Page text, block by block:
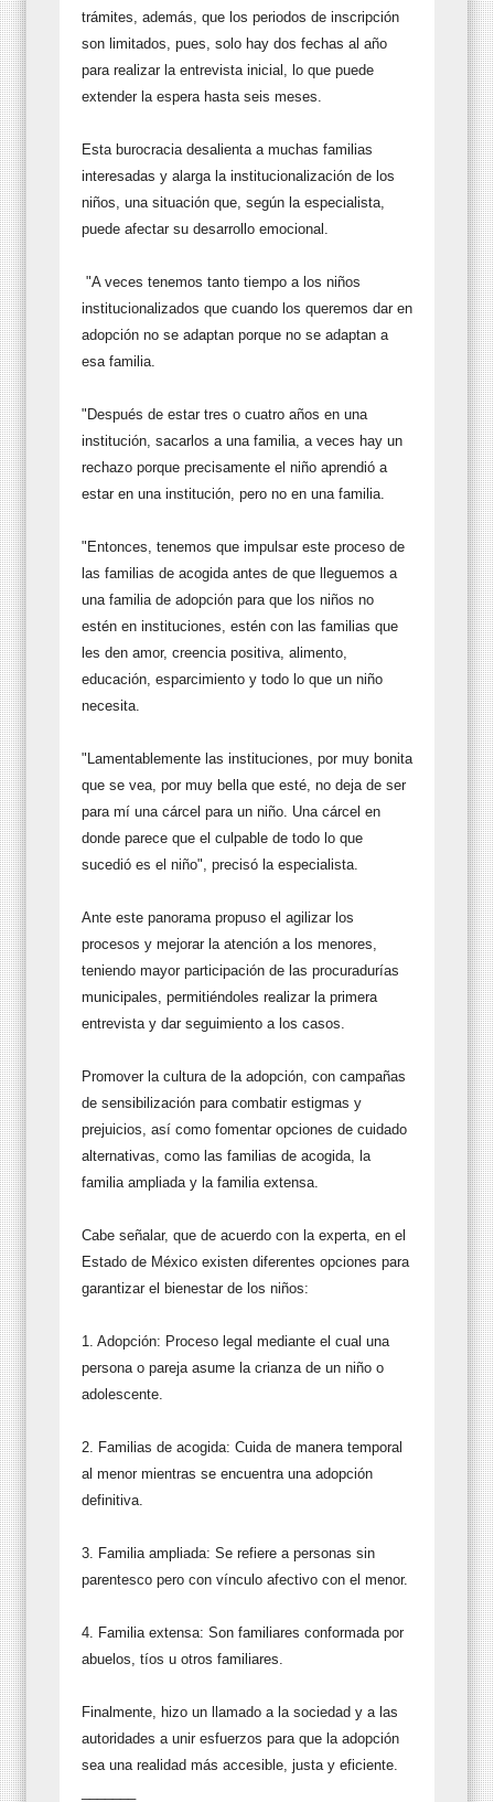
trámites, además, que los periodos de inscripción
son limitados, pues, solo hay dos fechas al año
para realizar la entrevista inicial, lo que puede
extender la espera hasta seis meses.
Esta burocracia desalienta a muchas familias
interesadas y alarga la institucionalización de los
niños, una situación que, según la especialista,
puede afectar su desarrollo emocional.
"A veces tenemos tanto tiempo a los niños
institucionalizados que cuando los queremos dar en
adopción no se adaptan porque no se adaptan a
esa familia.
"Después de estar tres o cuatro años en una
institución, sacarlos a una familia, a veces hay un
rechazo porque precisamente el niño aprendió a
estar en una institución, pero no en una familia.
"Entonces, tenemos que impulsar este proceso de
las familias de acogida antes de que lleguemos a
una familia de adopción para que los niños no
estén en instituciones, estén con las familias que
les den amor, creencia positiva, alimento,
educación, esparcimiento y todo lo que un niño
necesita.
"Lamentablemente las instituciones, por muy bonita
que se vea, por muy bella que esté, no deja de ser
para mí una cárcel para un niño. Una cárcel en
donde parece que el culpable de todo lo que
sucedió es el niño", precisó la especialista.
Ante este panorama propuso el agilizar los
procesos y mejorar la atención a los menores,
teniendo mayor participación de las procuradurías
municipales, permitiéndoles realizar la primera
entrevista y dar seguimiento a los casos.
Promover la cultura de la adopción, con campañas
de sensibilización para combatir estigmas y
prejuicios, así como fomentar opciones de cuidado
alternativas, como las familias de acogida, la
familia ampliada y la familia extensa.
Cabe señalar, que de acuerdo con la experta, en el
Estado de México existen diferentes opciones para
garantizar el bienestar de los niños:
1. Adopción: Proceso legal mediante el cual una
persona o pareja asume la crianza de un niño o
adolescente.
2. Familias de acogida: Cuida de manera temporal
al menor mientras se encuentra una adopción
definitiva.
3. Familia ampliada: Se refiere a personas sin
parentesco pero con vínculo afectivo con el menor.
4. Familia extensa: Son familiares conformada por
abuelos, tíos u otros familiares.
Finalmente, hizo un llamado a la sociedad y a las
autoridades a unir esfuerzos para que la adopción
sea una realidad más accesible, justa y eficiente.